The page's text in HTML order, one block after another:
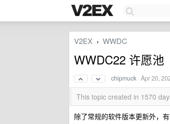
V2EX › WWDC
WWDC22 许愿池
chipmuck ·Apr 20,
This topic created in 1570
除了常规的软件版本更新外，